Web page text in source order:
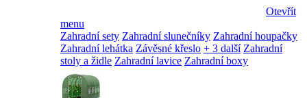
Otevřít
menu
Zahradní sety Zahradní slunečníky Zahradní houpačky
Zahradní lehátka Závěsné křeslo + 3 další Zahradní
stoly a židle Zahradní lavice Zahradní boxy